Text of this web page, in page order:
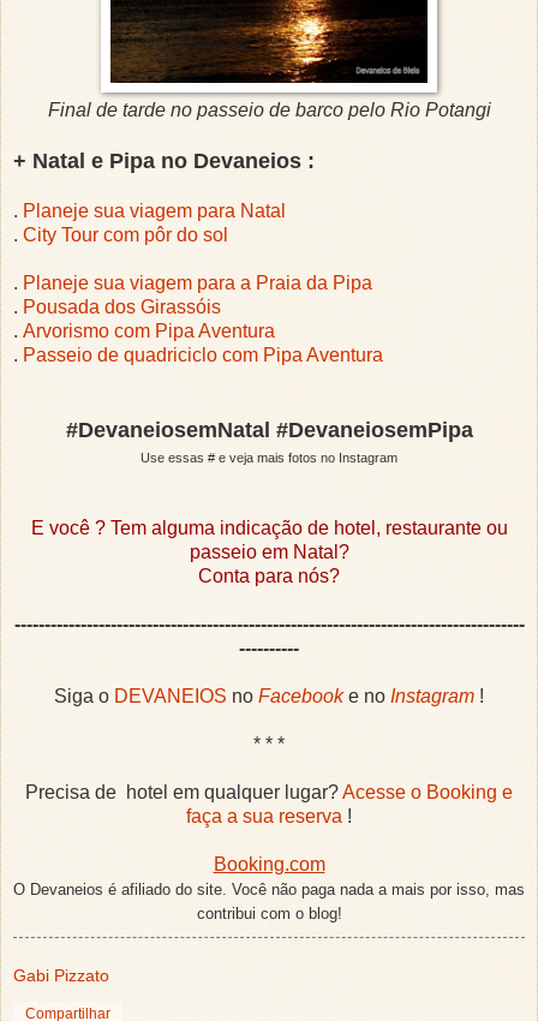
Final de tarde no passeio de barco pelo Rio Potangi
+ Natal e Pipa no Devaneios :
. Planeje sua viagem para Natal
. City Tour com pôr do sol
. Planeje sua viagem para a Praia da Pipa
. Pousada dos Girassóis
. Arvorismo com Pipa Aventura
. Passeio de quadriciclo com Pipa Aventura
#DevaneiosemNatal #DevaneiosemPipa
Use essas # e veja mais fotos no Instagram
E você ? Tem alguma indicação de hotel, restaurante ou
passeio em Natal?
Conta para nós?
-------------------------------------------------------------------------------------
----------
Siga o DEVANEIOS no Facebooke no Instagram !
* * *
Precisa de hotel em qualquer lugar?Acesse o Booking e
faça a sua reserva !
Booking.com
O Devaneios é afiliado do site. Você não paga nada a mais por isso, mas
contribui com o blog!
Gabi Pizzato
Compartilhar